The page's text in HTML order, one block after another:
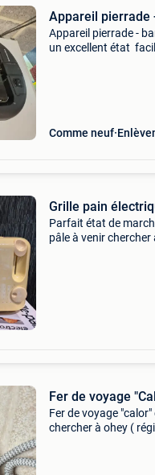
Appareil pierrade
Appareil pierrade -
un excellent état
Comme neuf
Grille pain
Parfait état de
pâle à venir
Fer de voyage
Fer de voyage
chercher à ohey (